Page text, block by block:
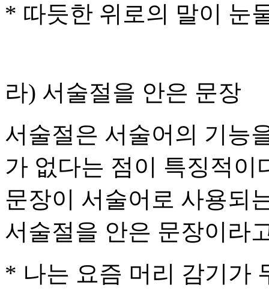
* 따듯한 위로의 말이 눈
라) 서술절을 안은 문장
서술절은 서술어의 기능
가 없다는 점이 특징적이
문장이 서술어로 사용되
서술절을 안은 문장이라
* 나는 요즘 머리 감기가